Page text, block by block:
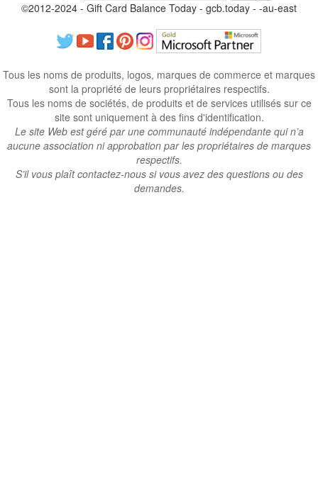
©2012-2024 - Gift Card Balance Today - gcb.today - -au-east
Tous les noms de produits, logos, marques de commerce et marques
sont la propriété de leurs propriétaires respectifs.
Tous les noms de sociétés, de produits et de services utilisés sur ce
site sont uniquement à des fins d'identification.
Le site Web est géré par une communauté indépendante qui n’a
aucune association ni approbation par les propriétaires de marques
respectifs.
S’il vous plaît contactez-nous si vous avez des questions ou des
demandes.